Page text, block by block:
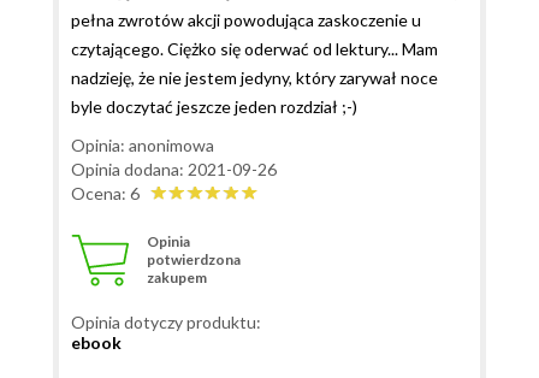
pełna zwrotów akcji powodująca zaskoczenie u
czytającego. Ciężko się oderwać od lektury... Mam
nadzieję, że nie jestem jedyny, który zarywał noce
byle doczytać jeszcze jeden rozdział ;-)
Opinia: anonimowa
Opinia dodana: 2021-09-26
Ocena: 6
Opinia
potwierdzona
zakupem
Opinia dotyczy produktu:
ebook